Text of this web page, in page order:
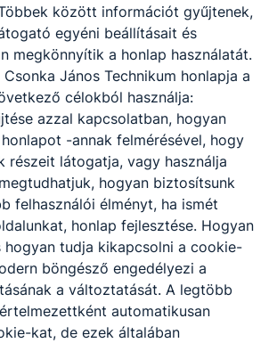
között információt gyűjtenek,
egyéni beállításait és
megkönnyítik a honlap használatát.
Csonka János Technikum honlapja a
célokból használja:
azzal kapcsolatban, hogyan
-annak felmérésével, hogy
részeit látogatja, vagy használja
hogyan biztosítsunk
felhasználói élményt, ha ismét
honlap fejlesztése. Hogyan
hogyan tudja kikapcsolni a cookie-
böngésző engedélyezi a
a változtatását. A legtöbb
automatikusan
kat, de ezek általában